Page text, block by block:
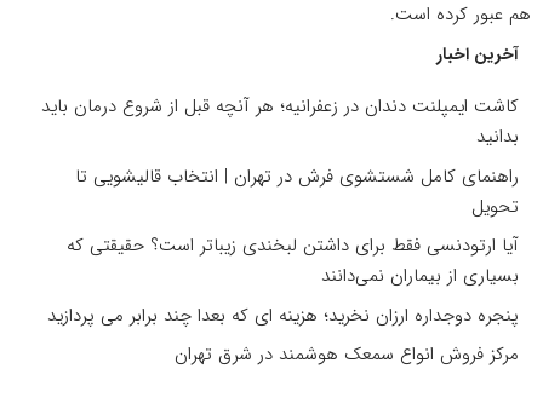
هم عبور کرده است.
آخرین اخبار
کاشت ایمپلنت دندان در زعفرانیه؛ هر آنچه قبل از شروع درمان باید
بدانید
راهنمای کامل شستشوی فرش در تهران | انتخاب قالیشویی تا
تحویل
آیا ارتودنسی فقط برای داشتن لبخندی زیباتر است؟ حقیقتی که
بسیاری از بیماران نمی‌دانند
پنجره دوجداره ارزان نخرید؛ هزینه ای که بعدا چند برابر می پردازید
مرکز فروش انواع سمعک هوشمند در شرق تهران